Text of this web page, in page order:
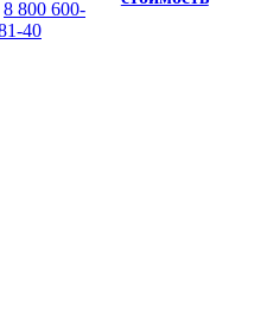
8 800 600-
40